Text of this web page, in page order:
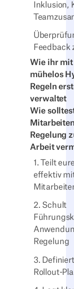
Inklusion,
Feedback
Wie ihr
mühelos
Regeln
verwaltet
Wie
Regelung
Arbeit
1. Teilt
effektiv
2. Schult
Regelung
3.
Rollout-